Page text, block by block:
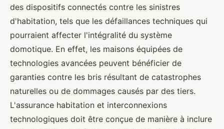
des dispositifs connectés contre les sinistres
d'habitation, tels que les défaillances techniques qui
pourraient affecter l'intégralité du système
domotique. En effet, les maisons équipées de
technologies avancées peuvent bénéficier de
garanties contre les bris résultant de catastrophes
naturelles ou de dommages causés par des tiers.
L'assurance habitation et interconnexions
technologiques doit être conçue de manière à inclure